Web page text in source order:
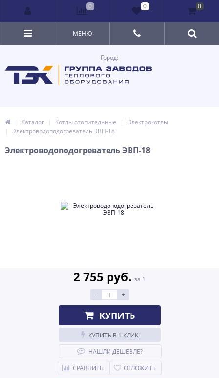
Город:
МЕНЮ
Каталог Котлы отопительные
Электрокотлы
Электроводоподогреватель ЭВП-18
Электроводоподогреватель ЭВП-18
2 755 руб. за 1
-
+
КУПИТЬ
КУПИТЬ В 1 КЛИК
НАШЛИ ДЕШЕВЛЕ?
СРАВНИТЬ
ОТЛОЖИТЬ
0 0 0